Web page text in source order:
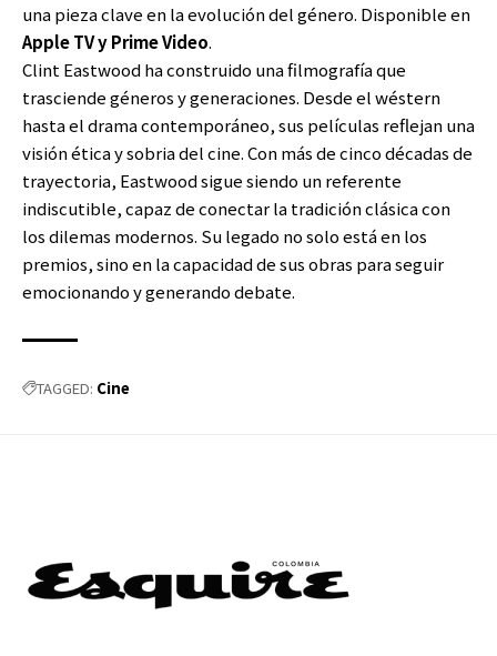
una pieza clave en la evolución del género. Disponible en
Apple TV y Prime Video.
Clint Eastwood ha construido una filmografía que
trasciende géneros y generaciones. Desde el wéstern
hasta el drama contemporáneo, sus películas reflejan una
visión ética y sobria del cine. Con más de cinco décadas de
trayectoria, Eastwood sigue siendo un referente
indiscutible, capaz de conectar la tradición clásica con
los dilemas modernos. Su legado no solo está en los
premios, sino en la capacidad de sus obras para seguir
emocionando y generando debate.
TAGGED: Cine